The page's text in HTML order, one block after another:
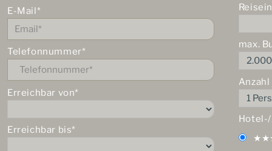
E-Mail*
Telefonnummer*
Erreichbar von*
Erreichbar bis*
max.